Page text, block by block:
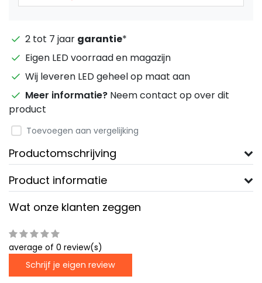
2 tot 7 jaar garantie*
Eigen LED voorraad en magazijn
Wij leveren LED geheel op maat aan
Meer informatie? Neem contact op over dit
product
Toevoegen aan vergelijking
Productomschrijving
Product informatie
Wat onze klanten zeggen
average of 0 review(s)
Schrijf je eigen review